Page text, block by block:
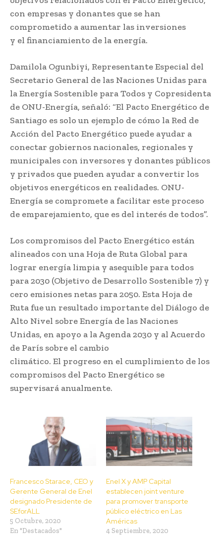
con empresas y donantes que se han
comprometido a aumentar las inversiones
y el financiamiento de la energía.
Damilola Ogunbiyi, Representante Especial del
Secretario General de las Naciones Unidas para
la Energía Sostenible para Todos y Copresidenta
de ONU-Energía, señaló: “El Pacto Energético de
Santiago es solo un ejemplo de cómo la Red de
Acción del Pacto Energético puede ayudar a
conectar gobiernos nacionales, regionales y
municipales con inversores y donantes públicos
y privados que pueden ayudar a convertir los
objetivos energéticos en realidades. ONU-
Energía se compromete a facilitar este proceso
de emparejamiento, que es del interés de todos”.
Los compromisos del Pacto Energético están
alineados con una Hoja de Ruta Global para
lograr energía limpia y asequible para todos
para 2030 (Objetivo de Desarrollo Sostenible 7) y
cero emisiones netas para 2050. Esta Hoja de
Ruta fue un resultado importante del Diálogo de
Alto Nivel sobre Energía de las Naciones
Unidas, en apoyo a la Agenda 2030 y al Acuerdo
de París sobre el cambio
climático. El progreso en el cumplimiento de los
compromisos del Pacto Energético se
supervisará anualmente.
Francesco Starace, CEO y
Gerente General de Enel
designado Presidente de
SEforALL
5 Octubre, 2020
En "Destacados"
Enel X y AMP Capital
establecen joint venture
para promover transporte
público eléctrico en Las
Américas
4 Septiembre, 2020